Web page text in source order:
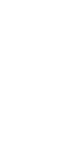
瓦斯炉头 |